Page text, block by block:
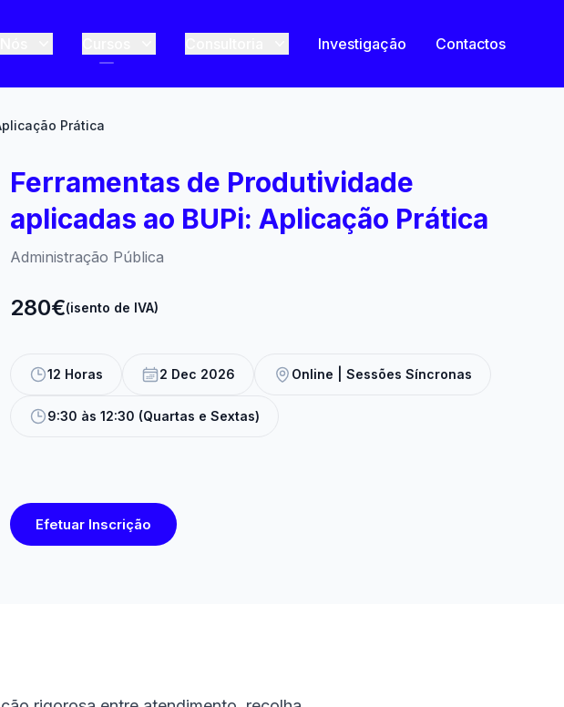
Investigação Contactos
Prática
Ferramentas de Produtividade
aplicadas ao BUPi: Aplicação Prática
Administração Pública
280€(isento de IVA)
12 Horas 2 Dec 2026 Online | Sessões Síncronas
9:30 às 12:30 (Quartas e Sextas)
Efetuar Inscrição